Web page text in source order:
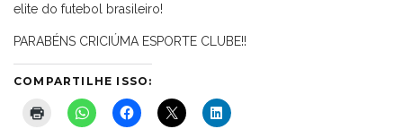
elite do futebol brasileiro!
PARABÉNS CRICIÚMA ESPORTE CLUBE!!
COMPARTILHE ISSO: